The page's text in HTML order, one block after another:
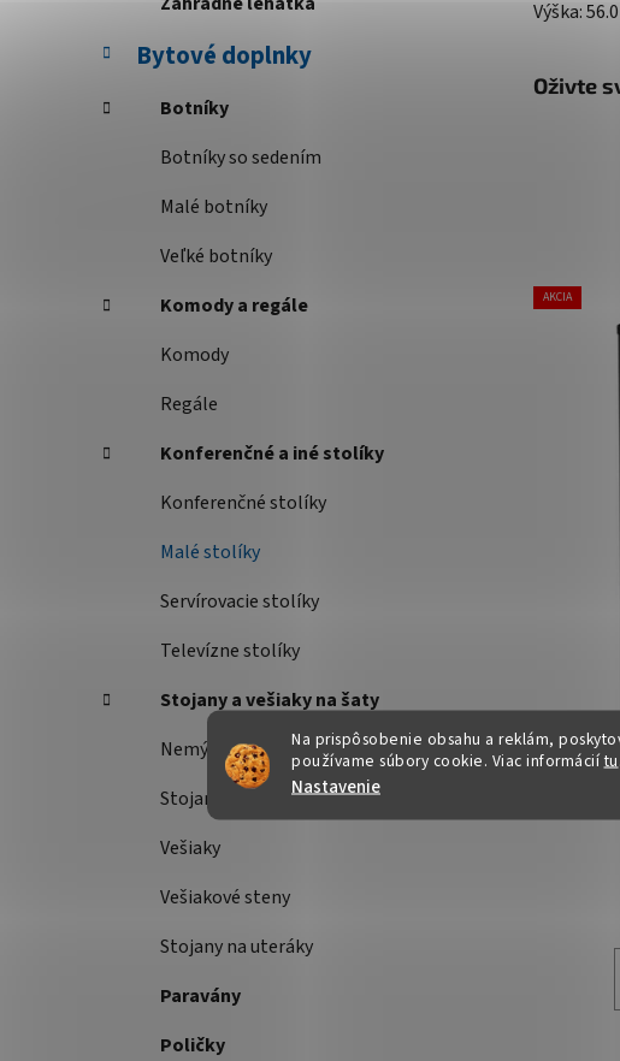
Na prispôsobenie obsahu a reklám,
používame súbory cookie. Viac informáciítu
Nastavenie
Bytové doplnky
Botníky
Botníky so sedením
Malé botníky
Veľké botníky
Komody a regále
Komody
Regále
Konferenčné a iné stolíky
Konferenčné stolíky
Malé stolíky
Servírovacie stolíky
Televízne stolíky
Stojany a vešiaky na šaty
Nemý sluha
Stojany na šaty
Vešiaky
Vešiakové steny
Stojany na uteráky
Paravány
Poličky
Výška:
Oživte
AKCIA